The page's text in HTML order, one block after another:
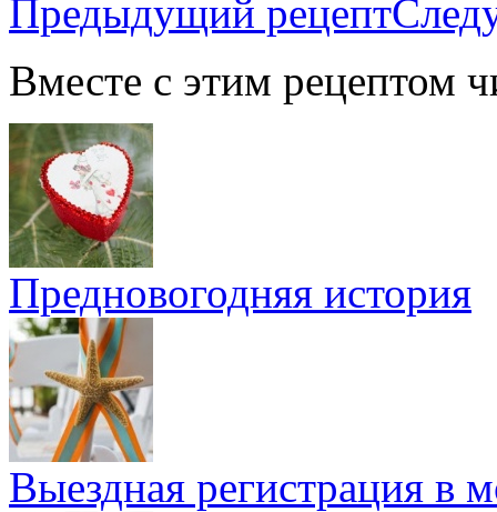
Предыдущий рецепт
Вместе с этим рецептом
Предновогодняя история
Выездная регистрация в